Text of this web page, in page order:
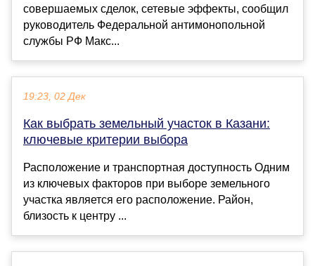
совершаемых сделок, сетевые эффекты, сообщил
руководитель Федеральной антимонопольной
службы РФ Макс...
19:23, 02 Дек
Как выбрать земельный участок в Казани:
ключевые критерии выбора
Расположение и транспортная доступность Одним
из ключевых факторов при выборе земельного
участка является его расположение. Район,
близость к центру ...